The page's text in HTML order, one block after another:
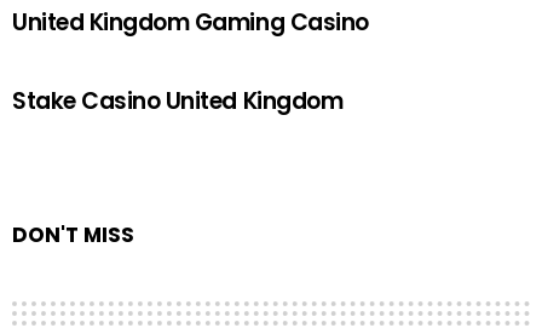
United Kingdom Gaming Casino
Stake Casino United Kingdom
DON'T MISS